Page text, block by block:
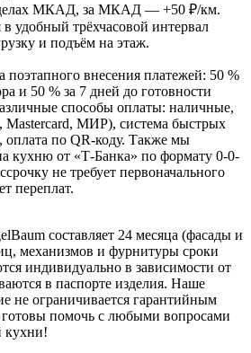
МКАД, за МКАД — +50 ₽/км.
в удобный трёхчасовой интервал
и подъём на этаж.
поэтапного внесения платежей: 50 %
и 50 % за 7 дней до готовности
способы оплаты: наличные,
Mastercard, МИР), система быстрых
оплата по QR-коду. Также мы
кухню от «Т-Банка» по формату 0-0-
не требует первоначального
переплат.
составляет 24 месяца (фасады и
механизмов и фурнитуры сроки
индивидуально в зависимости от
в паспорте изделия. Наше
не ограничивается гарантийным
помочь с любыми вопросами
кухни!